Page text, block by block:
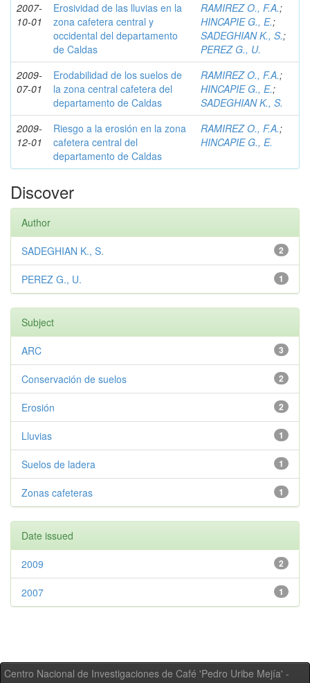
2007-
10-01
Erosividad de las lluvias en la
zona cafetera central y
occidental del departamento
de Caldas
RAMIREZ O., F.A.;
HINCAPIE G., E.;
SADEGHIAN K., S.;
PEREZ G., U.
2009-
07-01
Erodabilidad de los suelos de
la zona central cafetera del
departamento de Caldas
RAMIREZ O., F.A.;
HINCAPIE G., E.;
SADEGHIAN K., S.
2009-
12-01
Riesgo a la erosión en la zona
cafetera central del
departamento de Caldas
RAMIREZ O., F.A.;
HINCAPIE G., E.
Discover
Author
2
SADEGHIAN K., S.
1
PEREZ G., U.
Subject
3
ARC
2
Conservación de suelos
2
Erosión
1
Lluvias
1
Suelos de ladera
1
Zonas cafeteras
Date issued
2
2009
1
2007
Centro Nacional de Investigaciones de Café 'Pedro Uribe Mejía' -